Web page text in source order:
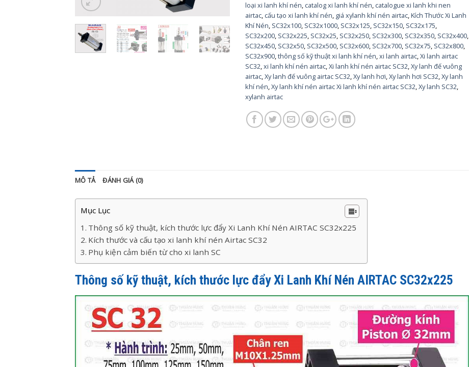
loại xi lanh khí nén, catalog xi lanh khí nén, catalogue xi lanh khi nen
airtac, cấu tạo xi lanh khí nén, giá xylanh khí nén airtac,Kích Thước Xi Lanh
Khí Nén, SC32x100, SC32x1000, SC32x125, SC32x150, SC32x175,
SC32x200, SC32x225, SC32x25, SC32x250, SC32x300, SC32x350, SC32x400,
SC32x450, SC32x50, SC32x500, SC32x600, SC32x700, SC32x75, SC32x800,
SC32x900,thông số kỹ thuật xi lanh khí nén,xi lanh airtac,Xi lanh airtac
SC32,xi lanh khí nén airtac,Xi lanh khí nén airtac SC32,Xy lanh đế vuông
airtac,Xy lanh đế vuông airtac SC32,Xy lanh hơi,Xy lanh hơi SC32,Xy lanh
khí nén,Xy lanh khí nén airtac Xi lanh khí nén airtac SC32,Xy lanh SC32,
xylanh airtac
MÔ TẢ ĐÁNH GIÁ (0)
Mục Lục
Thông số kỹ thuật, kích thước lực đẩy Xi Lanh Khí Nén AIRTAC SC32x225
Kích thước và cấu tạo xi lanh khí nén Airtac SC32
Phụ kiện cảm biến từ cho xi lanh SC
Thông số kỹ thuật, kích thước lực đẩy Xi Lanh Khí Nén AIRTAC SC32x225